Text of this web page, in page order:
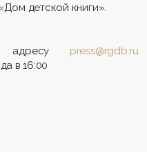
детской книги».
адресу press@rgdb.ru
в 16:00